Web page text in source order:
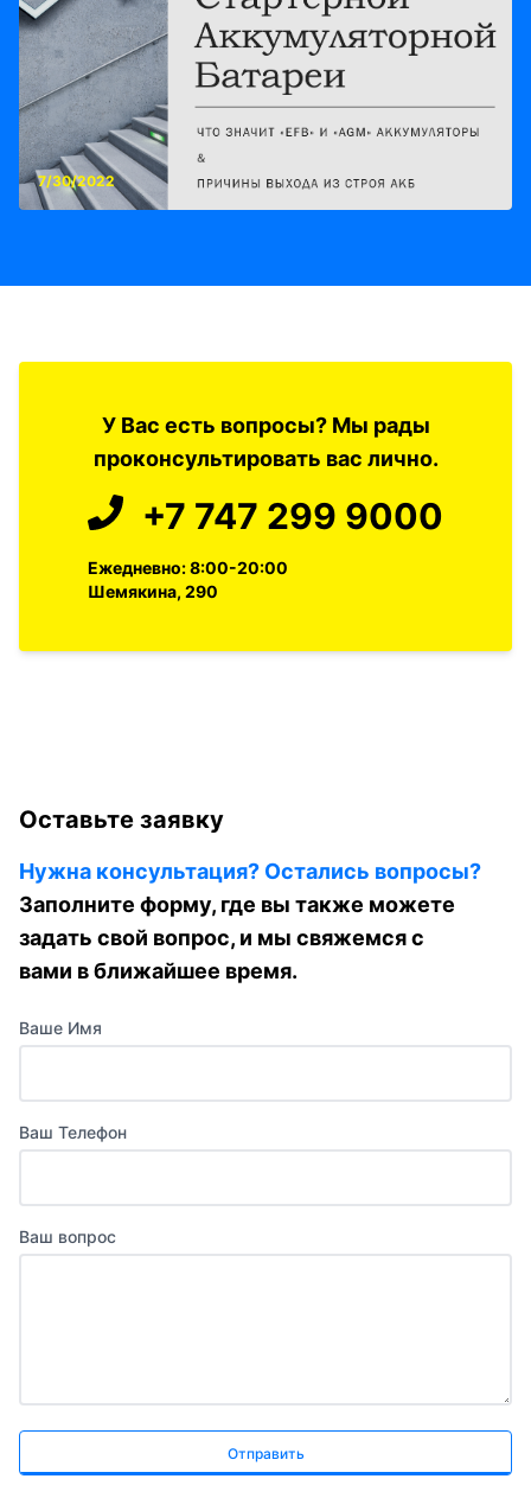
7/30/2022
У Вас есть вопросы? Мы рады
проконсультировать вас лично.
+7 747 299 9000
Ежедневно: 8:00-20:00
Шемякина, 290
Оставьте заявку
Нужна консультация? Остались вопросы?
Заполните форму, где вы также можете
задать свой вопрос, и мы свяжемся с
вами в ближайшее время.
Ваше Имя
Ваш Телефон
Ваш вопрос
Отправить